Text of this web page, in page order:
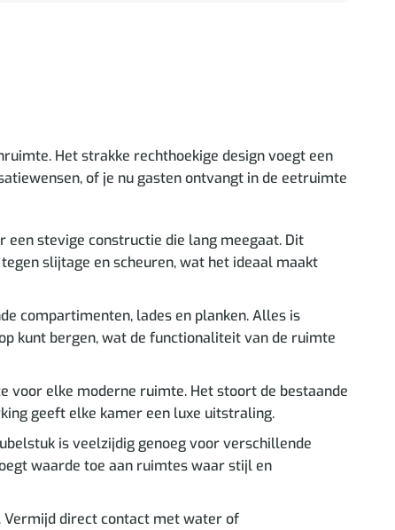
Het strakke rechthoekige design voegt een
of je nu gasten ontvangt in de eetruimte
stevige constructie die lang meegaat. Dit
slijtage en scheuren, wat het ideaal maakt
compartimenten, lades en planken. Alles is
kunt bergen, wat de functionaliteit van de ruimte
voor elke moderne ruimte. Het stoort de bestaande
geeft elke kamer een luxe uitstraling.
is veelzijdig genoeg voor verschillende
waarde toe aan ruimtes waar stijl en
Vermijd direct contact met water of